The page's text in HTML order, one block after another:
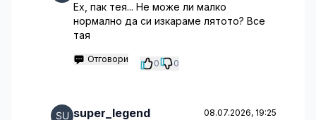
Ех, пак тея... Не може ли малко
нормално да си изкараме лятото? Все
тая
Отговори 0 0
super_legend 08.07.2026, 19:25